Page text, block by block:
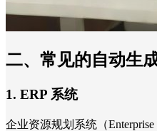
二、常见的自动生
1. ERP 系统
企业资源规划系统（Enterprise